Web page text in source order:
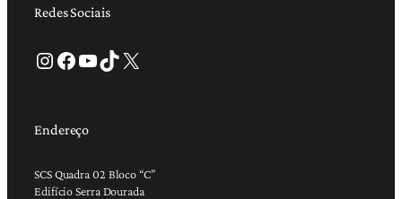
Redes Sociais
Instagram Facebook Youtube TikTok X
Endereço
SCS Quadra 02 Bloco “C”
Edifício Serra Dourada